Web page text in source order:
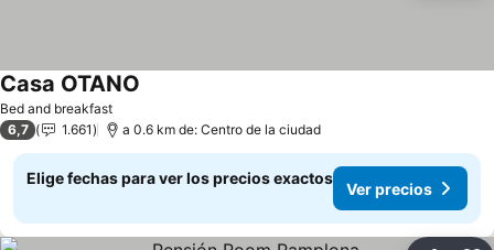
Bed and breakfast
Casa OTANO
6,7 1.661 a 0.6 km de: Centro de la ciudad
Elige fechas para ver los precios exactos
Ver precios